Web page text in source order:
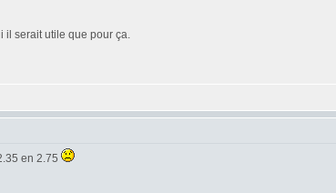
il serait utile que pour ça.
en 2.75